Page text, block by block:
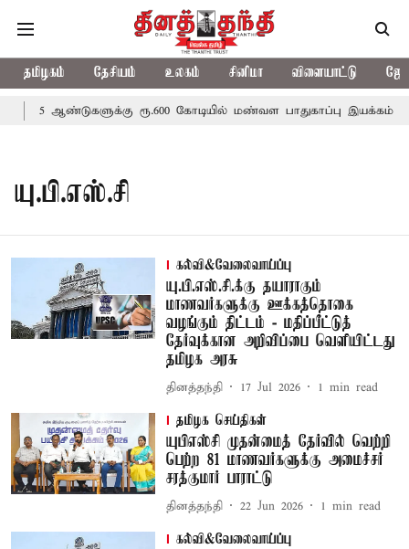
தமிழகம் தேசியம் உலகம் சினிமா விளையாட்டு
5 ஆண்டுகளுக்கு ரூ.600 கோடியில் மண்வள பாதுகாப்பு இயக்கம்
யு.பி.எஸ்.சி
கல்வி&வேலைவாய்ப்பு
யு.பி.எஸ்.சி.க்கு தயாராகும்
மாணவர்களுக்கு ஊக்கத்தொகை
வழங்கும் திட்டம் - மதிப்பீட்டுத்
தேர்வுக்கான அறிவிப்பை வெளியிட்டது
தமிழக அரசு
தினத்தந்தி 17 Jul 2026 1 min read
தமிழக செய்திகள்
யுபிஎஸ்சி முதன்மைத் தேர்வில் வெற்றி
பெற்ற 81 மாணவர்களுக்கு அமைச்சர்
சரத்குமார் பாராட்டு
தினத்தந்தி 22 Jun 2026 1 min read
கல்வி&வேலைவாய்ப்பு